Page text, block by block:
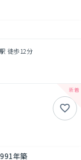
徒歩12分
年築